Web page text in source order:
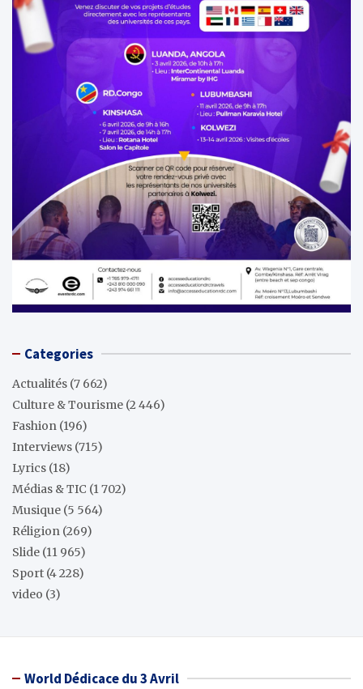
Categories
Actualités (7 662)
Culture & Tourisme (2 446)
Fashion (196)
Interviews (715)
Lyrics (18)
Médias & TIC (1 702)
Musique (5 564)
Réligion (269)
Slide (11 965)
Sport (4 228)
video (3)
World Dédicace du 3 Avril